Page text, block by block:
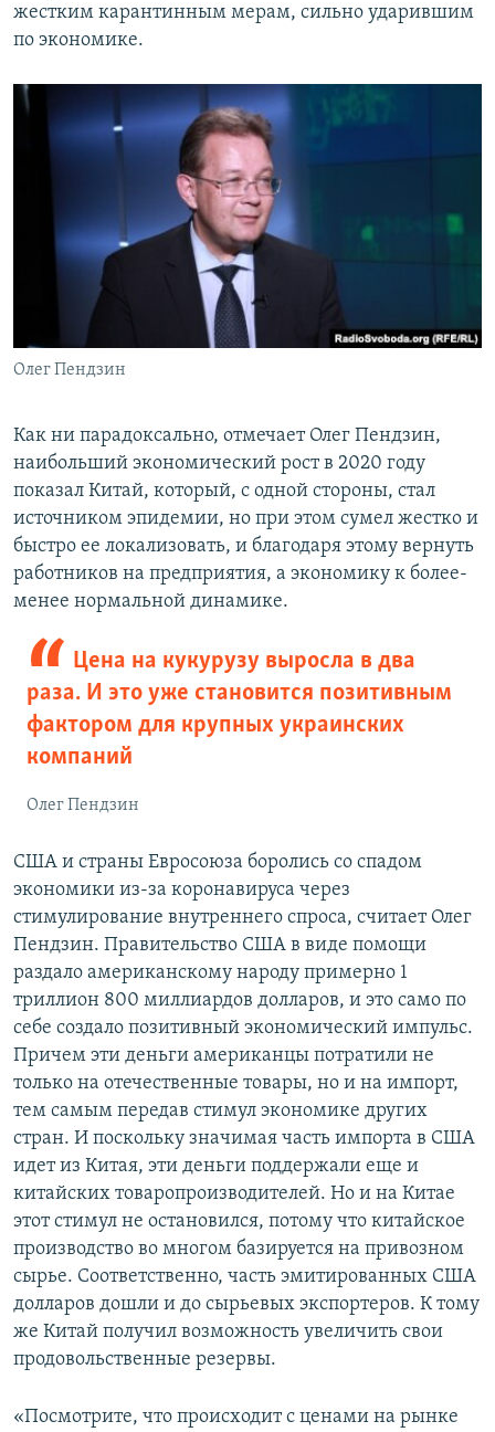
жестким карантинным мерам, сильно ударившим
по экономике.
Олег Пендзин
Как ни парадоксально, отмечает Олег Пендзин,
наибольший экономический рост в 2020 году
показал Китай, который, с одной стороны, стал
источником эпидемии, но при этом сумел жестко и
быстро ее локализовать, и благодаря этому вернуть
работников на предприятия, а экономику к более-
менее нормальной динамике.
Цена на кукурузу выросла в два
раза. И это уже становится позитивным
фактором для крупных украинских
компаний
Олег Пендзин
США и страны Евросоюза боролись со спадом
экономики из-за коронавируса через
стимулирование внутреннего спроса, считает Олег
Пендзин. Правительство США в виде помощи
раздало американскому народу примерно 1
триллион 800 миллиардов долларов, и это само по
себе создало позитивный экономический импульс.
Причем эти деньги американцы потратили не
только на отечественные товары, но и на импорт,
тем самым передав стимул экономике других
стран. И поскольку значимая часть импорта в США
идет из Китая, эти деньги поддержали еще и
китайских товаропроизводителей. Но и на Китае
этот стимул не остановился, потому что китайское
производство во многом базируется на привозном
сырье. Соответственно, часть эмитированных США
долларов дошли и до сырьевых экспортеров. К тому
же Китай получил возможность увеличить свои
продовольственные резервы.
«Посмотрите, что происходит с ценами на рынке